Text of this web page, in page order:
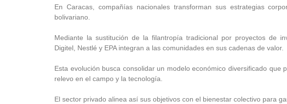
En Caracas, compañías nacionales transforman sus estrategias
bolivariano.
Mediante la sustitución de la filantropía tradicional por proyectos de
Digitel, Nestlé y EPA integran a las comunidades en sus cadenas de valor.
Esta evolución busca consolidar un modelo económico diversificado que
relevo en el campo y la tecnología.
El sector privado alinea así sus objetivos con el bienestar colectivo para